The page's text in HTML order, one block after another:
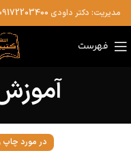
مدیریت: دکتر داودی
فهرست
در مورد چاپ